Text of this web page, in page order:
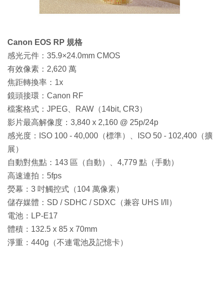
Canon EOS RP 規格
感光元件：35.9×24.0mm CMOS
有效像素：2,620 萬
焦距轉換率：1x
鏡頭接環：Canon RF
檔案格式：JPEG、RAW（14bit, CR3）
影片最高解像度：3,840 x 2,160 @ 25p/24p
感光度：ISO 100 - 40,000（標準）、ISO 50 - 102,400（擴
展）
自動對焦點：143 區（自動）、4,779 點（手動）
高速連拍：5fps
熒幕：3 吋觸控式（104 萬像素）
儲存媒體：SD / SDHC / SDXC（兼容 UHS I/II）
電池：LP-E17
體積：132.5 x 85 x 70mm
淨重：440g（不連電池及記憶卡）